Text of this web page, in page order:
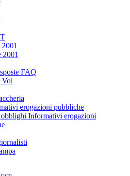
2001
FAQ
Voi
erogazioni pubbliche
Informativi erogazioni